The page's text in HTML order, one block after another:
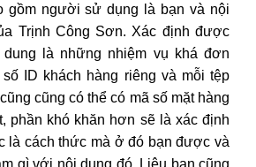
gồm người sử dụng là bạn và nội
Trịnh Công Sơn. Xác định được
là những nhiệm vụ khá đơn
ID khách hàng riêng và mỗi tệp
cũng có thể có mã số mặt hàng
phần khó khăn hơn sẽ là xác định
là cách thức mà ở đó bạn được và
gì với nội dung đó. Liệu bạn cũng